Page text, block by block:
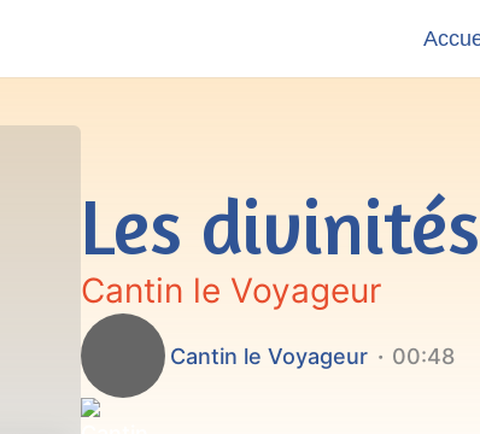
Les
Cantin le Voyageur
Cantin le Voyageur 00:48